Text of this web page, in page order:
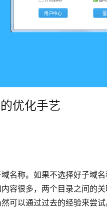
优化手艺
名称。如果不选择好子域
容很多，两个目录之间的
可以通过过去的经验来尝试